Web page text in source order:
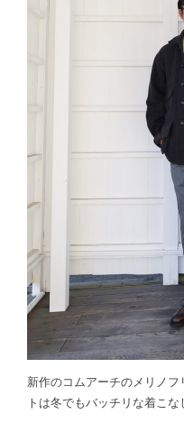
新作のコムアーチのメリノ
トは冬でもバッチリな着こな